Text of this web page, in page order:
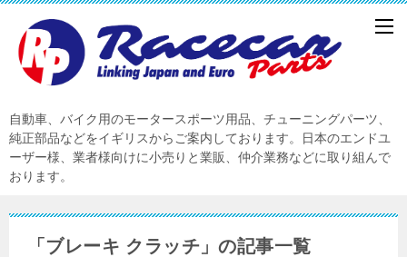
自動車、バイク用のモータースポーツ用品、チューニングパーツ、
純正部品などをイギリスからご案内しております。日本のエンドユ
ーザー様、業者様向けに小売りと業販、仲介業務などに取り組んで
おります。
「ブレーキ クラッチ」の記事一覧